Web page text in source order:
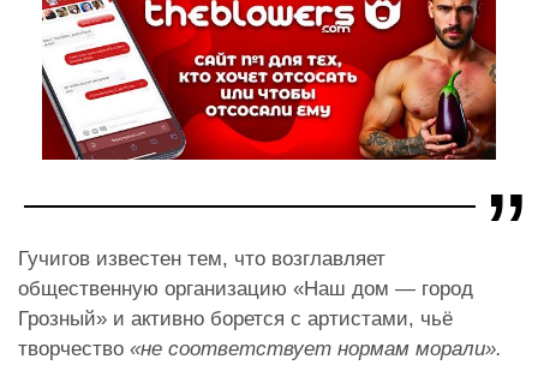
Гучигов известен тем, что возглавляет
общественную организацию «Наш дом — город
Грозный» и активно борется с артистами, чьё
творчество «не соответствует нормам морали».